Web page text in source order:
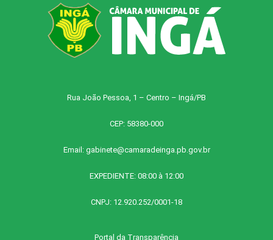
Rua João Pessoa, 1 – Centro – Ingá/PB
CEP: 58380-000
Email: gabinete@camaradeinga.pb.gov.br
EXPEDIENTE: 08:00 à 12:00
CNPJ: 12.920.252/0001-18
Portal da Transparência